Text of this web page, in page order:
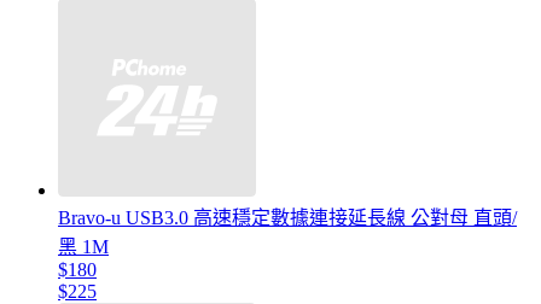
Bravo-u USB3.0 高速穩定數據連接延長線 公對母 直頭/
黑 1M
$180
$225